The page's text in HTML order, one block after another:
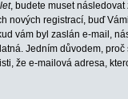
, budete muset
nových registrací, buď
vám byl zaslán e-mail,
Jedním důvodem, proč
že e-mailová adresa,